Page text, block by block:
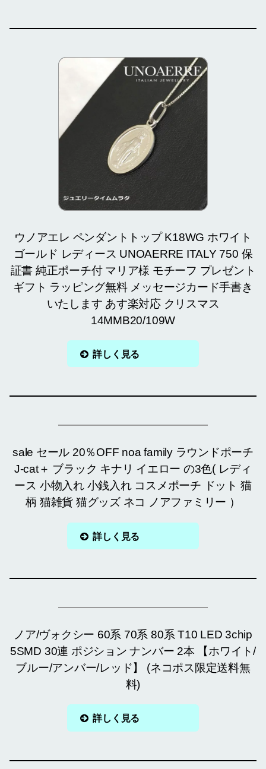
ウノアエレ ペンダントトップ K18WG ホワイト
ゴールド レディース UNOAERRE ITALY 750 保
証書 純正ポーチ付 マリア様 モチーフ プレゼント
ギフト ラッピング無料 メッセージカード手書き
いたします あす楽対応 クリスマス
14MMB20/109W
詳しく見る
sale セール 20％OFF noa family ラウンドポーチ
J-cat＋ ブラック キナリ イエロー の3色( レディ
ース 小物入れ 小銭入れ コスメポーチ ドット 猫
柄 猫雑貨 猫グッズ ネコ ノアファミリー ）
詳しく見る
ノア/ヴォクシー 60系 70系 80系 T10 LED 3chip
5SMD 30連 ポジション ナンバー 2本 【ホワイト/
ブルー/アンバー/レッド】 (ネコポス限定送料無
料)
詳しく見る